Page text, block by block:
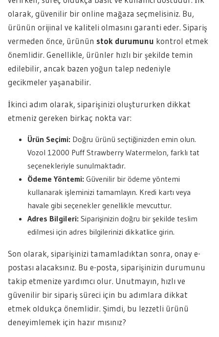
olarak, güvenilir bir online mağaza seçmelisiniz. Bu,
ürünün orijinal ve kaliteli olmasını garanti eder. Sipariş
vermeden önce, ürünün stok durumunu kontrol etmek
önemlidir. Genellikle, ürünler hızlı bir şekilde temin
edilebilir, ancak bazen yoğun talep nedeniyle
gecikmeler yaşanabilir.
İkinci adım olarak, siparişinizi oluştururken dikkat
etmeniz gereken birkaç nokta var:
Ürün Seçimi: Doğru ürünü seçtiğinizden emin olun.
Vozol 12000 Puff Strawberry Watermelon, farklı tat
seçenekleriyle sunulmaktadır.
Ödeme Yöntemi: Güvenilir bir ödeme yöntemi
kullanarak işleminizi tamamlayın. Kredi kartı veya
havale gibi seçenekler genellikle mevcuttur.
Adres Bilgileri: Siparişinizin doğru bir şekilde teslim
edilmesi için adres bilgilerinizi dikkatlice girin.
Son olarak, siparişinizi tamamladıktan sonra, onay e-
postası alacaksınız. Bu e-posta, siparişinizin durumunu
takip etmenize yardımcı olur. Unutmayın, hızlı ve
güvenilir bir sipariş süreci için bu adımlara dikkat
etmek oldukça önemlidir. Şimdi, bu lezzetli ürünü
deneyimlemek için hazır mısınız?